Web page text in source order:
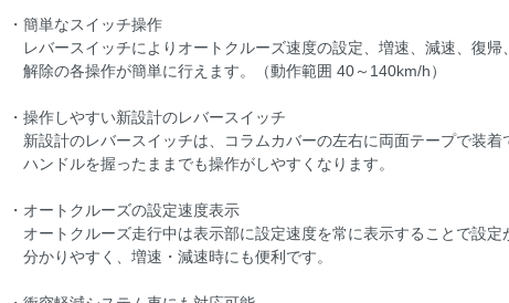
・簡単なスイッチ操作
レバースイッチによりオートクルーズ速度の設定、増速、減速、復帰、
解除の各操作が簡単に行えます。（動作範囲 40～140km/h）
・操作しやすい新設計のレバースイッチ
新設計のレバースイッチは、コラムカバーの左右に両面テープで装着
ハンドルを握ったままでも操作がしやすくなります。
・オートクルーズの設定速度表示
オートクルーズ走行中は表示部に設定速度を常に表示することで設定
分かりやすく、増速・減速時にも便利です。